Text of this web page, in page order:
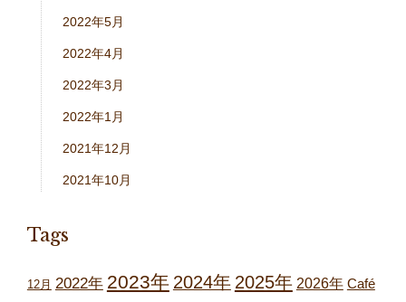
2022年5月
2022年4月
2022年3月
2022年1月
2021年12月
2021年10月
Tags
12月 2022年 2023年 2024年 2025年 2026年 Café